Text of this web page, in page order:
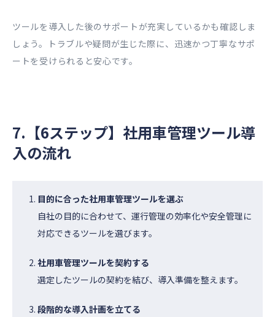
ツールを導入した後のサポートが充実しているかも確認しま
しょう。トラブルや疑問が生じた際に、迅速かつ丁寧なサポ
ートを受けられると安心です。
7.【6ステップ】社用車管理ツール導
入の流れ
目的に合った社用車管理ツールを選ぶ
自社の目的に合わせて、運行管理の効率化や安全管理に
対応できるツールを選びます。
社用車管理ツールを契約する
選定したツールの契約を結び、導入準備を整えます。
段階的な導入計画を立てる